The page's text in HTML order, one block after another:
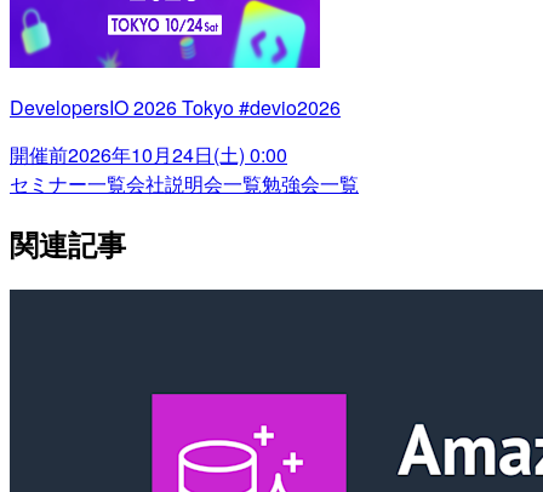
DevelopersIO 2026 Tokyo #devio2026
開催前2026年10月24日(土) 0:00
セミナー一覧会社説明会一覧勉強会一覧
関連記事